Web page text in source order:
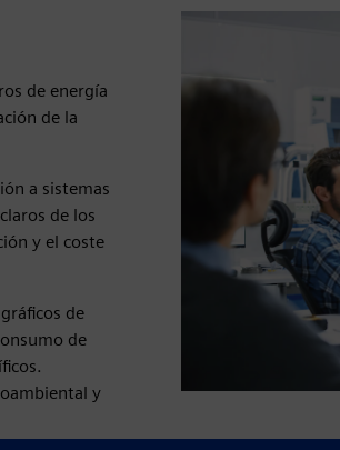
de energía
de la
a sistemas
de los
y el coste
de
de
y